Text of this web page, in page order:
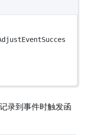
录到事件时触发函